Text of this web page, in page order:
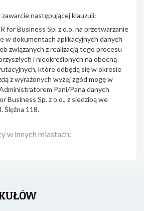
następującej klauzuli:
for Business Sp. z o.o. na przetwarzanie
w dokumentach aplikacyjnych danych
związanych z realizacją tego procesu
i nieokreślonych na obecną
które odbędą się w okresie
z wyrażonych wyżej zgód mogę w
Pani/Pana danych
Business Sp. z o.o., z siedzibą we
Ślężna 118.
w innych miastach: